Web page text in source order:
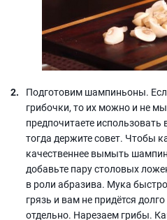
Подготовим шампиньоны.
грибочки, то их можно и не
предпочитаете
тогда держите совет. Чтобы
качественнее вымыть
добавьте пару столовых
в роли абразива. Мука
грязь и вам не придётся
отдельно. Нарезаем грибы.